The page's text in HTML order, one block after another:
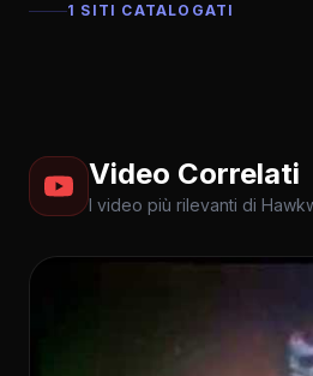
1 SITI CATALOGATI
Video Correlati
I video più rilevanti di